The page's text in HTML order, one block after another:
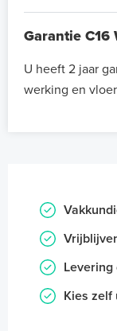
Garantie C16
U heeft 2 jaar
werking en
Kies zelf